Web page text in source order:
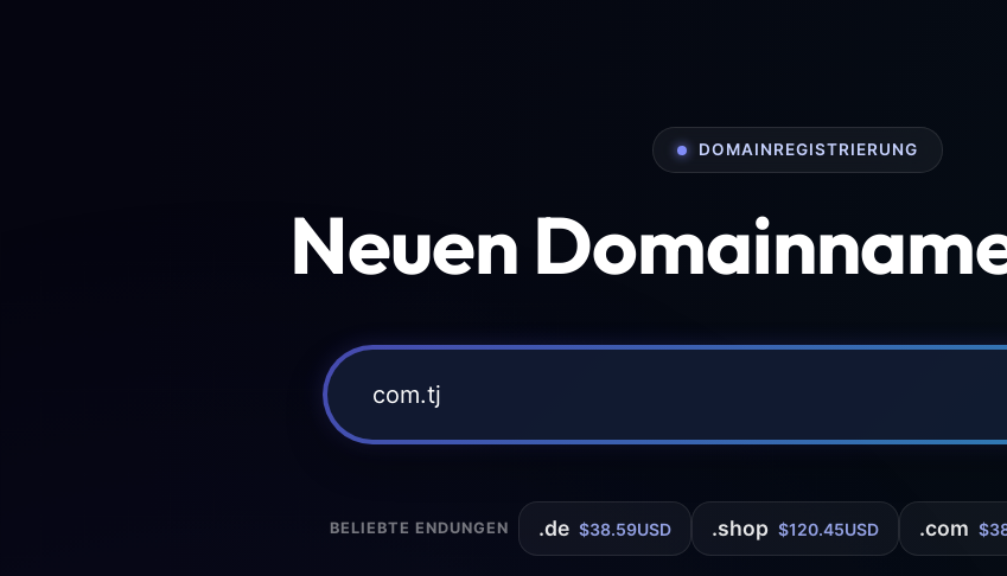
DOMAINREGISTRIERUNG
Neuen
BELIEBTE ENDUNGEN .de $38.59USD .shop $120.45USD .com